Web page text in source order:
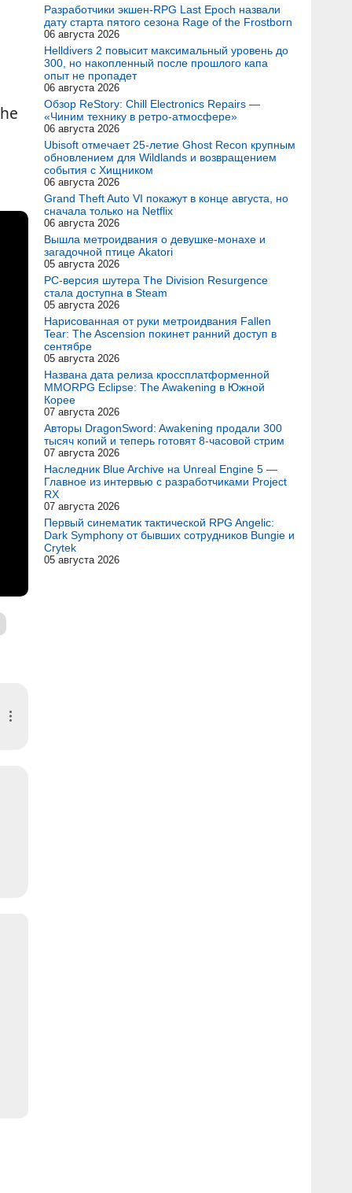
Разработчики экшен-RPG Last Epoch назвали
дату старта пятого сезона Rage of the Frostborn
06 августа 2026
Helldivers 2 повысит максимальный уровень до
300, но накопленный после прошлого капа
опыт не пропадет
06 августа 2026
Обзор ReStory: Chill Electronics Repairs —
«Чиним технику в ретро-атмосфере»
06 августа 2026
Ubisoft отмечает 25-летие Ghost Recon крупным
обновлением для Wildlands и возвращением
события с Хищником
06 августа 2026
Grand Theft Auto VI покажут в конце августа, но
сначала только на Netflix
06 августа 2026
Вышла метроидвания о девушке-монахе и
загадочной птице Akatori
05 августа 2026
PC-версия шутера The Division Resurgence
стала доступна в Steam
05 августа 2026
Нарисованная от руки метроидвания Fallen
Tear: The Ascension покинет ранний доступ в
сентябре
05 августа 2026
Названа дата релиза кроссплатформенной
MMORPG Eclipse: The Awakening в Южной
Корее
07 августа 2026
Авторы DragonSword: Awakening продали 300
тысяч копий и теперь готовят 8-часовой стрим
07 августа 2026
Наследник Blue Archive на Unreal Engine 5 —
Главное из интервью с разработчиками Project
RX
07 августа 2026
Первый синематик тактической RPG Angelic:
Dark Symphony от бывших сотрудников Bungie и
Crytek
05 августа 2026